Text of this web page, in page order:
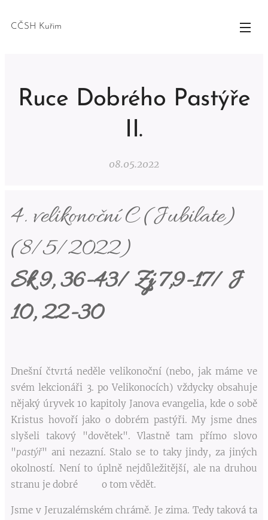
CČSH Kuřim
Ruce Dobrého Pastýře
II.
08.05.2022
4. velikonoční C (Jubilate)
(8/5/2022)
Sk 9, 36-43/ Zj 7,9-17/ J
10, 22-30
Dnešní čtvrtá neděle velikonoční (nebo, jak máme ve
svém lekcionáři 3. po Velikonocích) vždycky obsahuje
nějaký úryvek 10 kapitoly Janova evangelia, kde o sobě
Kristus hovoří jako o dobrém pastýři. My jsme dnes
slyšeli takový "dovětek". Vlastně tam přímo slovo
"pastýř" ani nezazní. Stalo se to taky jindy, za jiných
okolností. Není to úplně nejdůležitější, ale na druhou
stranu je dobré o tom vědět.
Jsme v Jeruzalémském chrámě. Je zima. Tedy taková ta